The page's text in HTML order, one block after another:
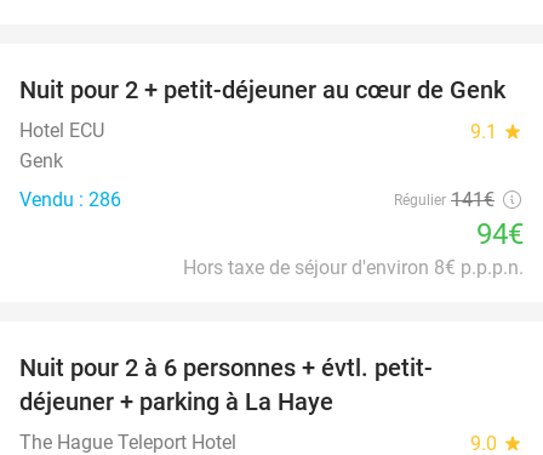
33%
Nuit pour 2 + petit-déjeuner au cœur de Genk
Hotel ECU 9.1 star
Genk
Vendu : 286
Régulier 141€
94€
Hors taxe de séjour d'environ 8€ p.p.p.n.
Nuit pour 2 à 6 personnes + évtl. petit-
déjeuner + parking à La Haye
The Hague Teleport Hotel 9.0 star